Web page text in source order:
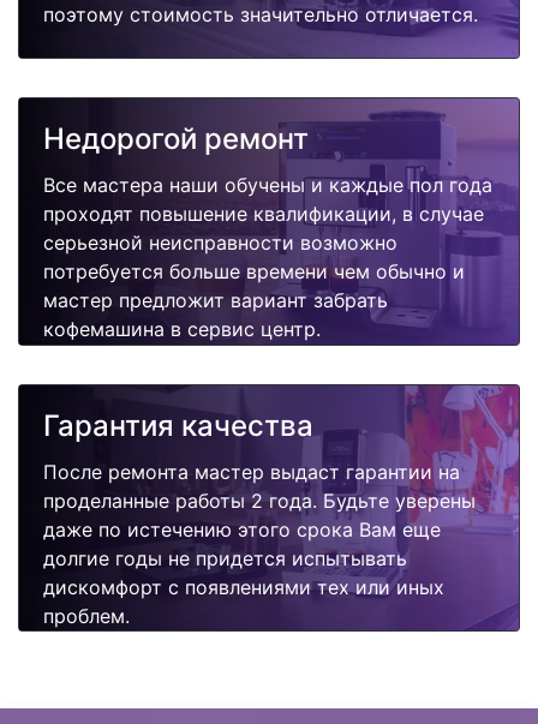
поэтому стоимость значительно отличается.
Недорогой ремонт
Все мастера наши обучены и каждые пол года
проходят повышение квалификации, в случае
серьезной неисправности возможно
потребуется больше времени чем обычно и
мастер предложит вариант забрать
кофемашина в сервис центр.
Гарантия качества
После ремонта мастер выдаст гарантии на
проделанные работы 2 года. Будьте уверены
даже по истечению этого срока Вам еще
долгие годы не придется испытывать
дискомфорт с появлениями тех или иных
проблем.